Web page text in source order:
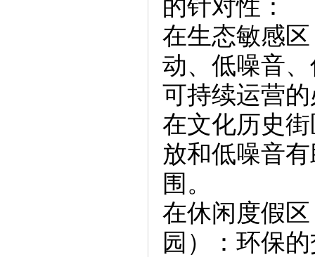
的针对性：
在生态敏感
动、低噪音
可持续运营
在文化历史
放和低噪音
围。
在休闲度假
园）：环保